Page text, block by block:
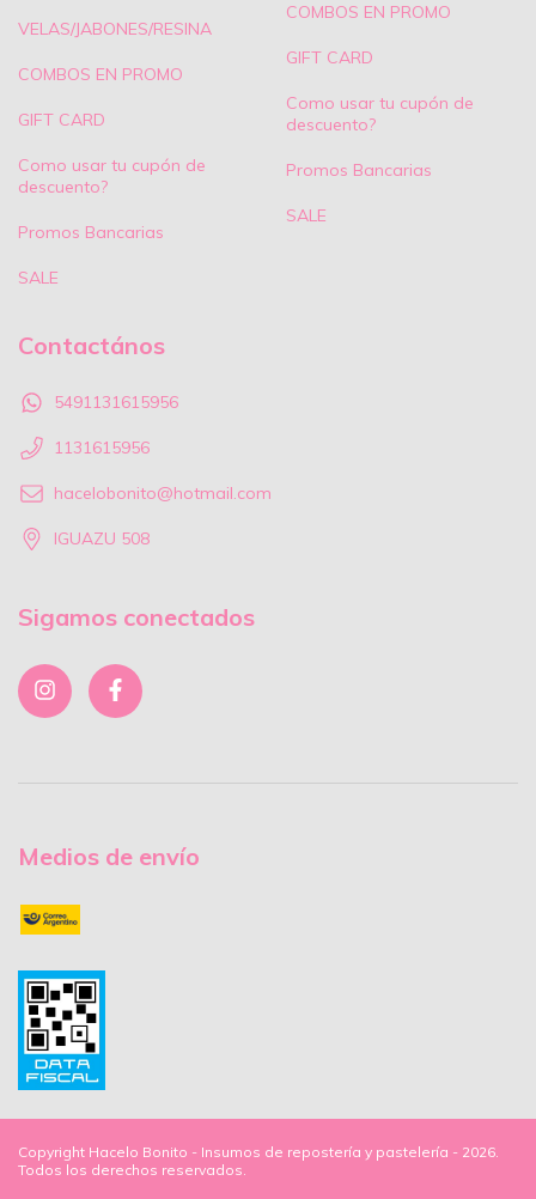
VELAS/JABONES/RESINA
COMBOS EN PROMO
GIFT CARD
Como usar tu cupón de
descuento?
Promos Bancarias
SALE
COMBOS EN PROMO
GIFT CARD
Como usar tu cupón de
descuento?
Promos Bancarias
SALE
Contactános
5491131615956
1131615956
hacelobonito@hotmail.com
IGUAZU 508
Sigamos conectados
Medios de envío
Copyright Hacelo Bonito - Insumos de repostería y pastelería - 2026.
Todos los derechos reservados.